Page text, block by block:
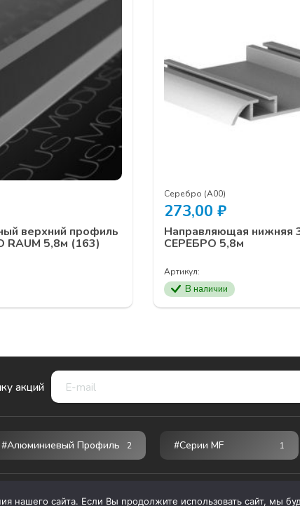
верхний профиль
5,8м (163)
Серебро (А00)
273,00 ₽
Направляющая нижняя
СЕРЕБРО 5,8м
Артикул:
В наличии
акций
#Алюминиевый Профиль 2 #серии MF 1
нашего сайта. Если Вы продолжите использовать сайт, мы